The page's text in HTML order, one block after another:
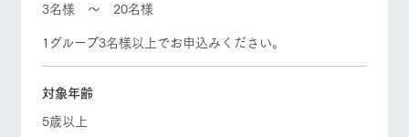
個人情報取扱いについて
牧場マップを見る
3名様 ～ 20名様
1グループ3名様以上でお申込みください。
対象年齢
5歳以上